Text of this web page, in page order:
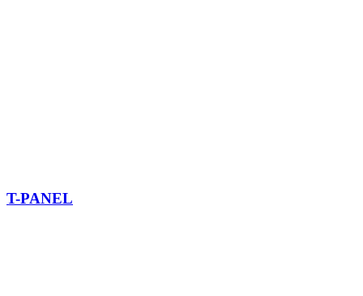
T-PANEL